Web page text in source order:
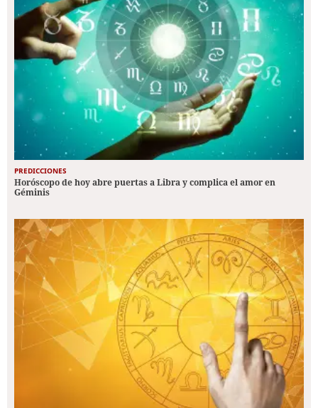
PREDICCIONES
Horóscopo de hoy abre puertas a Libra y complica el amor en
Géminis